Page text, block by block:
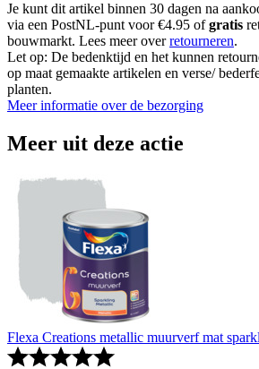
Je kunt dit artikel binnen 30 dagen na
via een PostNL-punt voor €4.95 ofgratis
bouwmarkt. Lees meer overretourneren.
Let op: De bedenktijd en het kunnen
op maat gemaakte artikelen en verse/
planten.
Meer informatie over de bezorging
Meer uit deze actie
Flexa Creations metallic muurverf mat